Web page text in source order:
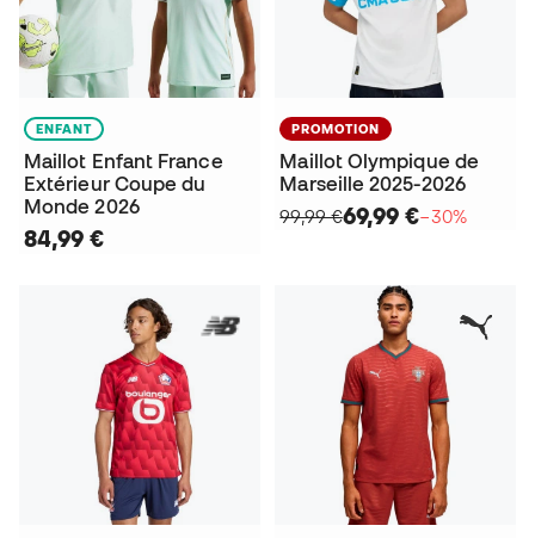
ENFANT
Maillot Enfant France
Extérieur Coupe du
Monde 2026
84,99 €
PROMOTION
Maillot Olympique de
Marseille 2025-2026
99,99 €69,99 €−30%